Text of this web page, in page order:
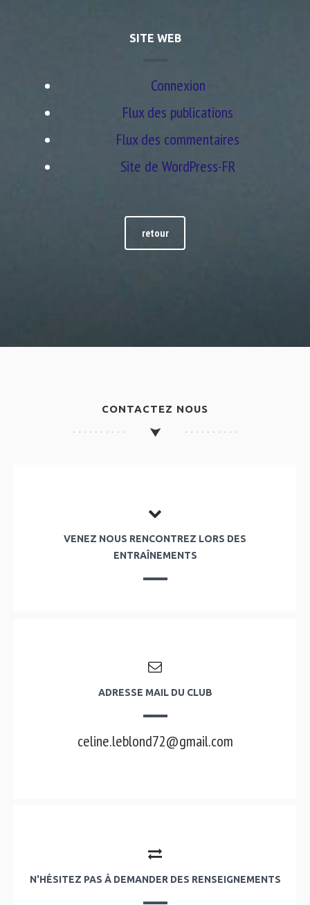
SITE WEB
Connexion
Flux des publications
Flux des commentaires
Site de WordPress-FR
retour
CONTACTEZ NOUS
VENEZ NOUS RENCONTREZ LORS DES
ENTRAÎNEMENTS
ADRESSE MAIL DU CLUB
celine.leblond72@gmail.com
N'HÉSITEZ PAS À DEMANDER DES RENSEIGNEMENTS